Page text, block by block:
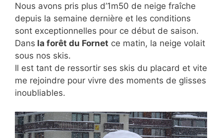
Nous avons pris plus d’1m50 de neige fraîche
depuis la semaine dernière et les conditions
sont exceptionnelles pour ce début de saison.
Dans la forêt du Fornet ce matin, la neige volait
sous nos skis.
Il est tant de ressortir ses skis du placard et vite
me rejoindre pour vivre des moments de glisses
inoubliables.